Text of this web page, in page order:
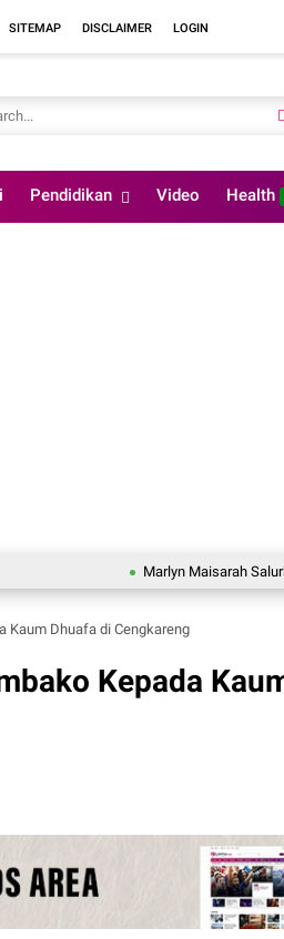
SITEMAP DISCLAIMER LOGIN
Pendidikan Video Health
Marlyn Maisarah Salurkan
Kaum Dhuafa di Cengkareng
Kepada